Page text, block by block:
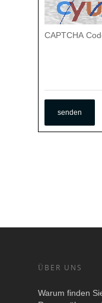
CAPTCHA
ÜBER UNS
Warum finden